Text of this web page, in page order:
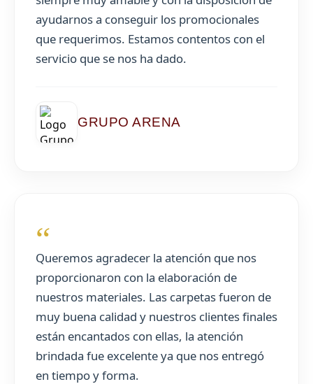
ayudarnos a conseguir los promocionales
que requerimos. Estamos contentos con el
servicio que se nos ha dado.
GRUPO ARENA
“
Queremos agradecer la atención que nos
proporcionaron con la elaboración de
nuestros materiales. Las carpetas fueron de
muy buena calidad y nuestros clientes finales
están encantados con ellas, la atención
brindada fue excelente ya que nos entregó
en tiempo y forma.